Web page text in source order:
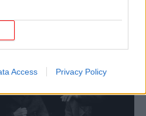
Access Privacy Policy